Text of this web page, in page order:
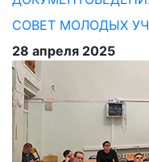
СОВЕТ МОЛОДЫХ
28 апреля 2025